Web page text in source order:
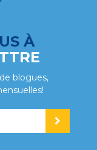
À
blogues,